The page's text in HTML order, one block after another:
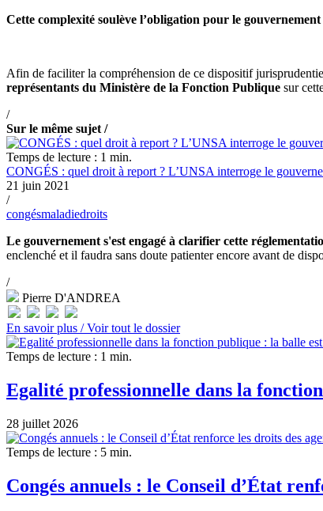
Cette complexité soulève l’obligation pour le
Afin de faciliter la compréhension de ce dispositif
représentants du Ministère de la Fonction Publique sur
/
Sur le même sujet /
Temps de lecture : 1 min.
CONGÉS : quel droit à report ? L’UNSA interroge le
21 juin 2021
/
congésmaladiedroits
Le gouvernement s'est engagé à clarifier cette
enclenché et il faudra sans doute patienter encore avant de
/
Pierre D'ANDREA
En savoir plus /Voir tout le dossier
Temps de lecture : 1 min.
Egalité professionnelle dans la
28 juillet 2026
Temps de lecture : 5 min.
Congés annuels : le Conseil d’État